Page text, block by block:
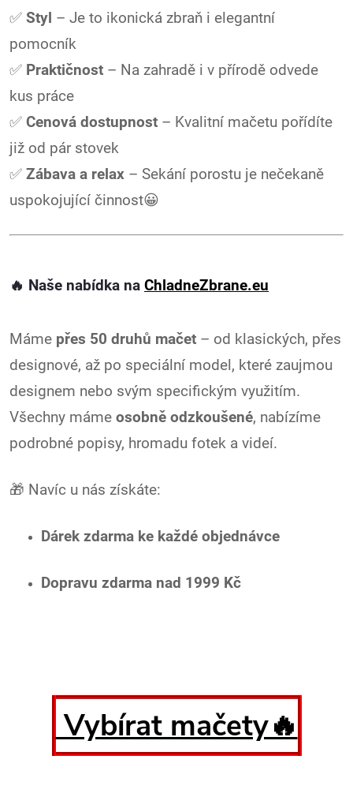
✅ Styl – Je to ikonická zbraň i elegantní
pomocník
✅ Praktičnost – Na zahradě i v přírodě odvede
kus práce
✅ Cenová dostupnost – Kvalitní mačetu pořídíte
již od pár stovek
✅ Zábava a relax – Sekání porostu je nečekaně
uspokojující činnost😀
🔥 Naše nabídka na ChladneZbrane.eu
Máme přes 50 druhů mačet – od klasických, přes
designové, až po speciální model, které zaujmou
designem nebo svým specifickým využitím.
Všechny máme osobně odzkoušené, nabízíme
podrobné popisy, hromadu fotek a videí.
🎁 Navíc u nás získáte:
Dárek zdarma ke každé objednávce
Dopravu zdarma nad 1999 Kč
Vybírat mačety🔥